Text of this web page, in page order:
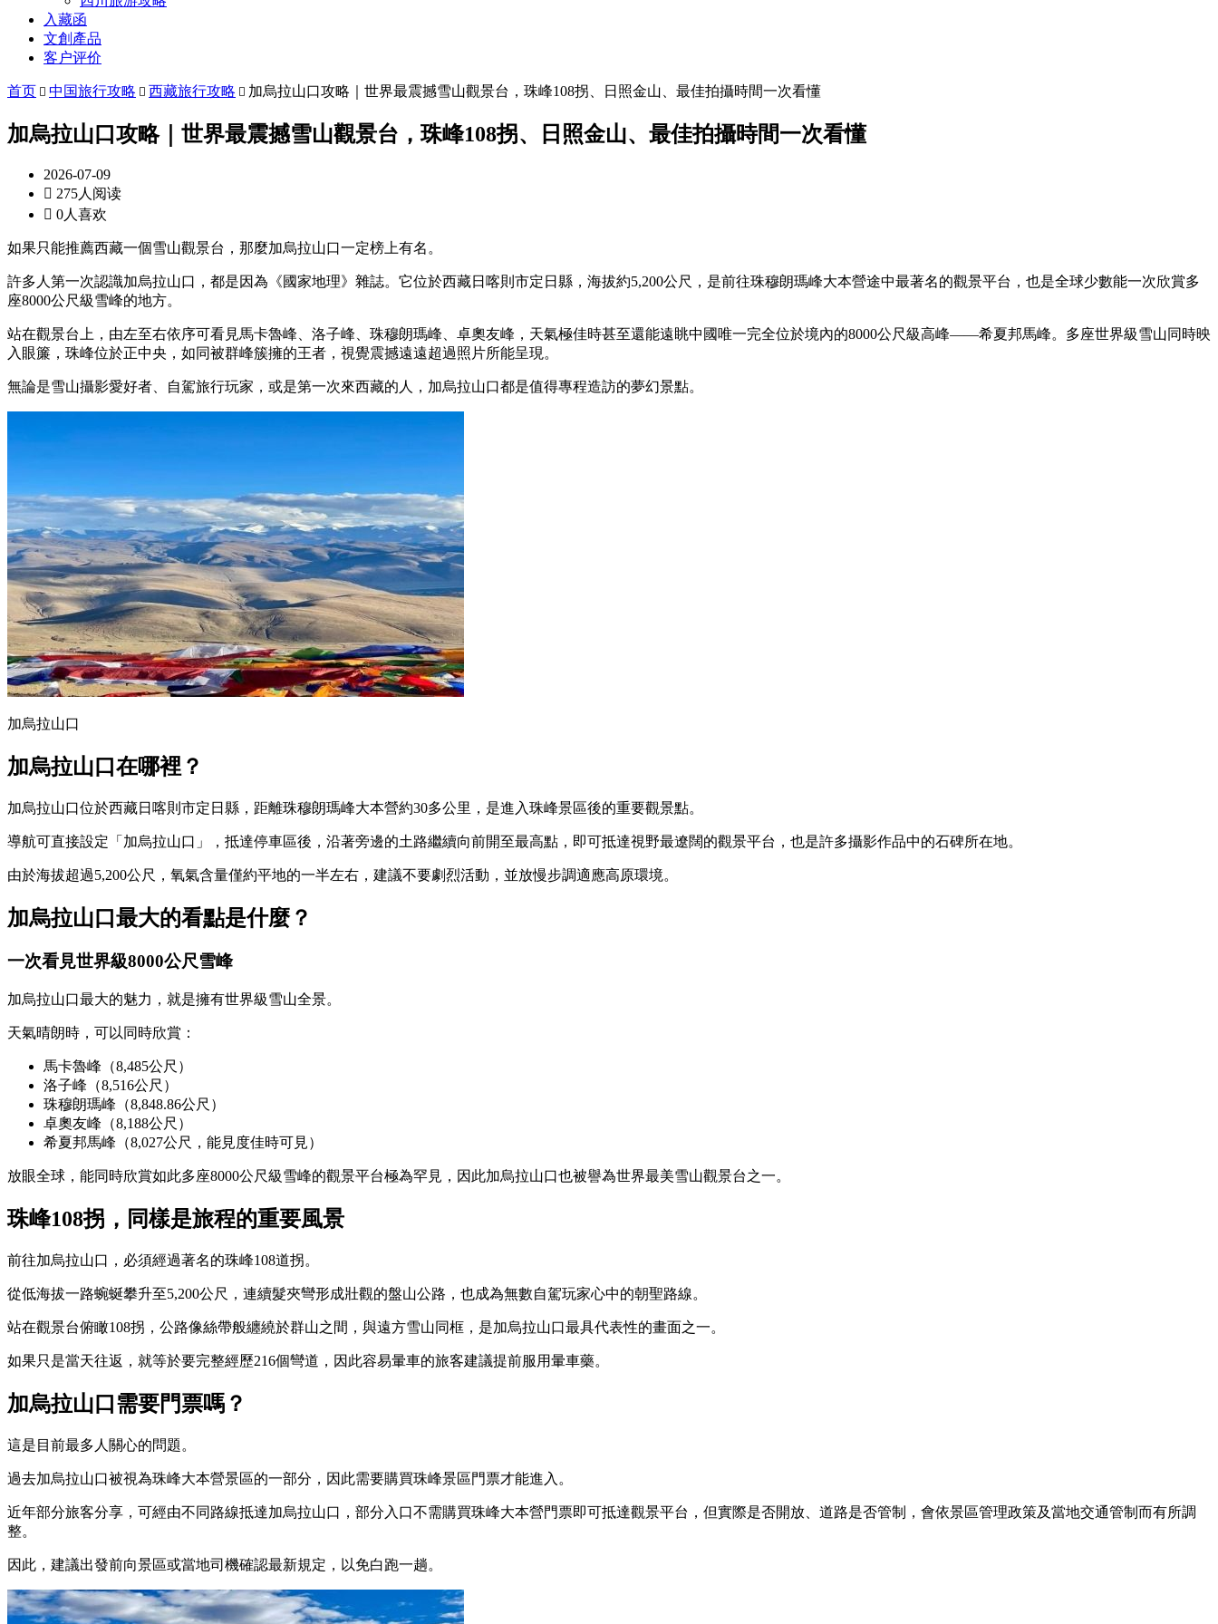
入藏函
文創產品
客户评价
首页  中国旅行攻略  西藏旅行攻略  加烏拉山口攻略｜世界最震撼雪山觀景台，珠峰108拐、日照金山、最佳拍攝時間一次看懂
加烏拉山口攻略｜世界最震撼雪山觀景台，珠峰108拐、日照金山、最佳拍攝時間一次看懂
2026-07-09
 275人阅读
 0人喜欢
如果只能推薦西藏一個雪山觀景台，那麼加烏拉山口一定榜上有名。
許多人第一次認識加烏拉山口，都是因為《國家地理》雜誌。它位於西藏日喀則市定日縣，海拔約5,200公尺，是前往珠穆朗瑪峰大本營途中最著名的觀景平台，也是全球少數能一次欣賞多
座8000公尺級雪峰的地方。
站在觀景台上，由左至右依序可看見馬卡魯峰、洛子峰、珠穆朗瑪峰、卓奧友峰，天氣極佳時甚至還能遠眺中國唯一完全位於境內的8000公尺級高峰——希夏邦馬峰。多座世界級雪山同時映
入眼簾，珠峰位於正中央，如同被群峰簇擁的王者，視覺震撼遠遠超過照片所能呈現。
無論是雪山攝影愛好者、自駕旅行玩家，或是第一次來西藏的人，加烏拉山口都是值得專程造訪的夢幻景點。
加烏拉山口
加烏拉山口在哪裡？
加烏拉山口位於西藏日喀則市定日縣，距離珠穆朗瑪峰大本營約30多公里，是進入珠峰景區後的重要觀景點。
導航可直接設定「加烏拉山口」，抵達停車區後，沿著旁邊的土路繼續向前開至最高點，即可抵達視野最遼闊的觀景平台，也是許多攝影作品中的石碑所在地。
由於海拔超過5,200公尺，氧氣含量僅約平地的一半左右，建議不要劇烈活動，並放慢步調適應高原環境。
加烏拉山口最大的看點是什麼？
一次看見世界級8000公尺雪峰
加烏拉山口最大的魅力，就是擁有世界級雪山全景。
天氣晴朗時，可以同時欣賞：
馬卡魯峰（8,485公尺）
洛子峰（8,516公尺）
珠穆朗瑪峰（8,848.86公尺）
卓奧友峰（8,188公尺）
希夏邦馬峰（8,027公尺，能見度佳時可見）
放眼全球，能同時欣賞如此多座8000公尺級雪峰的觀景平台極為罕見，因此加烏拉山口也被譽為世界最美雪山觀景台之一。
珠峰108拐，同樣是旅程的重要風景
前往加烏拉山口，必須經過著名的珠峰108道拐。
從低海拔一路蜿蜒攀升至5,200公尺，連續髮夾彎形成壯觀的盤山公路，也成為無數自駕玩家心中的朝聖路線。
站在觀景台俯瞰108拐，公路像絲帶般纏繞於群山之間，與遠方雪山同框，是加烏拉山口最具代表性的畫面之一。
如果只是當天往返，就等於要完整經歷216個彎道，因此容易暈車的旅客建議提前服用暈車藥。
加烏拉山口需要門票嗎？
這是目前最多人關心的問題。
過去加烏拉山口被視為珠峰大本營景區的一部分，因此需要購買珠峰景區門票才能進入。
近年部分旅客分享，可經由不同路線抵達加烏拉山口，部分入口不需購買珠峰大本營門票即可抵達觀景平台，但實際是否開放、道路是否管制，會依景區管理政策及當地交通管制而有所調
整。
因此，建議出發前向景區或當地司機確認最新規定，以免白跑一趟。